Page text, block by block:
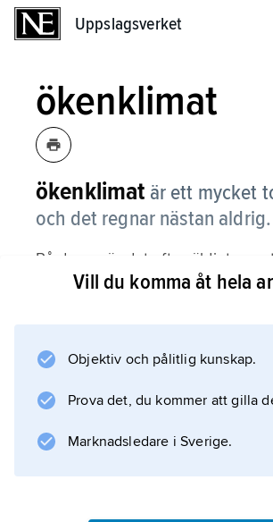
Uppslagsverket
ökenklimat
ökenklimat är ett mycket
och det regnar nästan aldrig.
På dagen är det ofta väldigt
luftfuktigheten är låg är
markytan ut i rymden eftersom
på natten. Vissa öknar, bland
Vill du komma åt hela
Objektiv och pålitlig kunskap.
Prova det, du kommer att gilla
Marknadsledare i Sverige.